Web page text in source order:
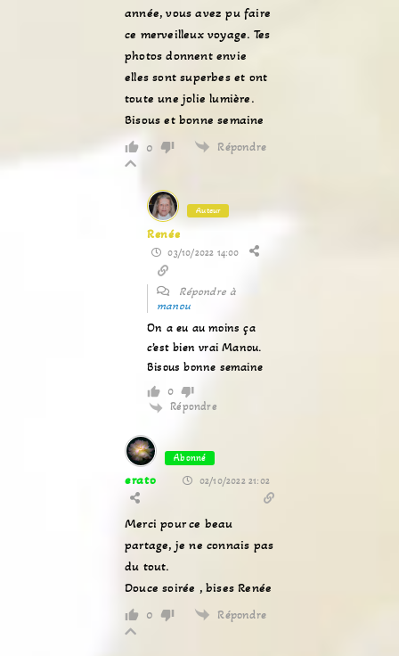
année, vous avez pu faire
ce merveilleux voyage. Tes
photos donnent envie
elles sont superbes et ont
toute une jolie lumière.
Bisous et bonne semaine
0 Répondre
Auteur
Renée
03/10/2022 14:00
Répondre à
manou
On a eu au moins ça
c’est bien vrai Manou.
Bisous bonne semaine
0
Répondre
Abonné
erato 02/10/2022 21:02
Merci pour ce beau
partage, je ne connais pas
du tout.
Douce soirée , bises Renée
0 Répondre